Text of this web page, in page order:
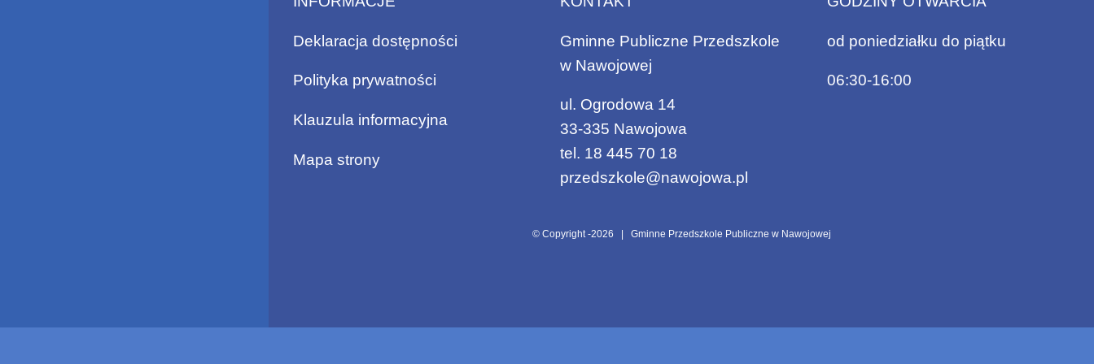
Deklaracja dostępności
Polityka prywatności
Klauzula informacyjna
Mapa strony
Gminne Publiczne Przedszkole
w Nawojowej
ul. Ogrodowa 14
33-335 Nawojowa
tel. 18 445 70 18
przedszkole@nawojowa.pl
od poniedziałku do piątku
06:30-16:00
© Copyright -2026 | Gminne Przedszkole Publiczne w Nawojowej